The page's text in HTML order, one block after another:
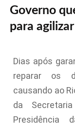
Governo
para
Dias após
reparar os
causando ao
da
Presidência